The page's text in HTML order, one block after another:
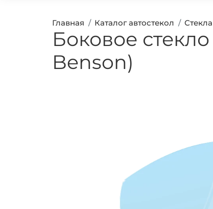
Главная Каталог автостекол
Боковое стекло
Benson)